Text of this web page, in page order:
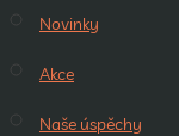
Novinky
Akce
Naše úspěchy